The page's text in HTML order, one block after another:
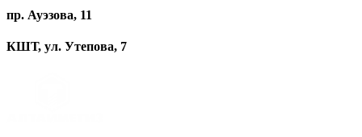
пр. Ауэзова, 11
КШТ, ул. Утепова, 7